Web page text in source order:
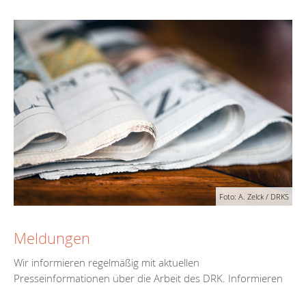
Foto: A. Zelck / DRKS
Meldungen
Wir informieren regelmäßig mit aktuellen
Presseinformationen über die Arbeit des DRK. Informieren